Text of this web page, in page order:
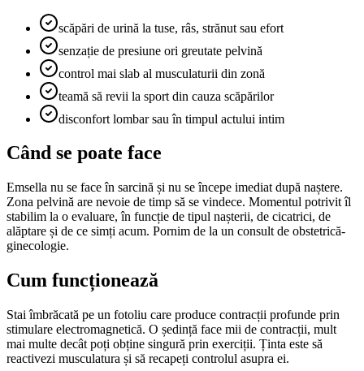
scăpări de urină la tuse, râs, strănut sau efort
senzație de presiune ori greutate pelvină
control mai slab al musculaturii din zonă
teamă să revii la sport din cauza scăpărilor
disconfort lombar sau în timpul actului intim
Când se poate face
Emsella nu se face în sarcină și nu se începe imediat după naștere.
Zona pelvină are nevoie de timp să se vindece. Momentul potrivit îl
stabilim la o evaluare, în funcție de tipul nașterii, de cicatrici, de
alăptare și de ce simți acum. Pornim de la un consult de obstetrică-
ginecologie.
Cum funcționează
Stai îmbrăcată pe un fotoliu care produce contracții profunde prin
stimulare electromagnetică. O ședință face mii de contracții, mult
mai multe decât poți obține singură prin exerciții. Ținta este să
reactivezi musculatura și să recapeți controlul asupra ei.